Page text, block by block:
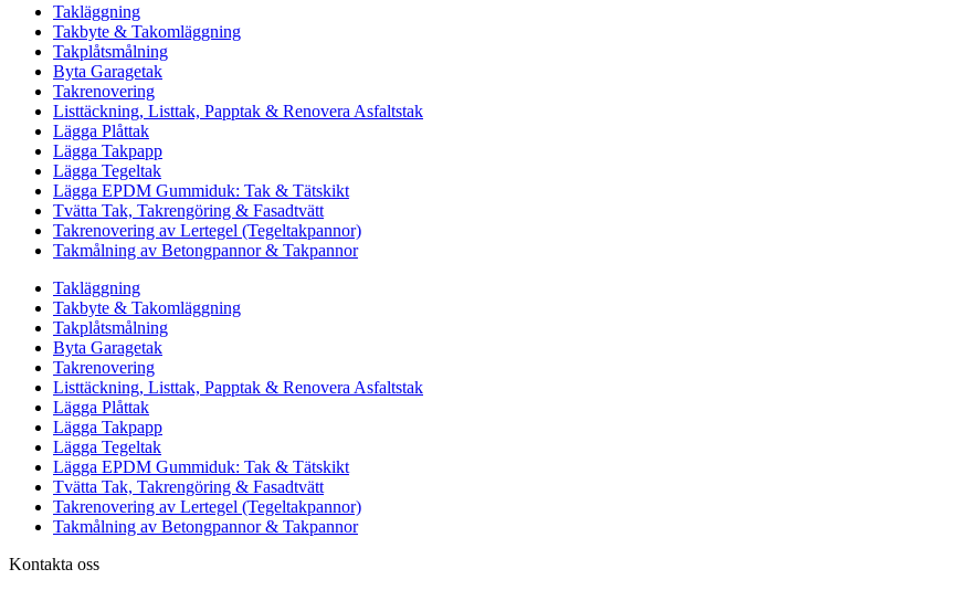
Takläggning
Takbyte & Takomläggning
Takplåtsmålning
Byta Garagetak
Takrenovering
Listtäckning, Listtak, Papptak & Renovera Asfaltstak
Lägga Plåttak
Lägga Takpapp
Lägga Tegeltak
Lägga EPDM Gummiduk: Tak & Tätskikt
Tvätta Tak, Takrengöring & Fasadtvätt
Takrenovering av Lertegel (Tegeltakpannor)
Takmålning av Betongpannor & Takpannor
Takläggning
Takbyte & Takomläggning
Takplåtsmålning
Byta Garagetak
Takrenovering
Listtäckning, Listtak, Papptak & Renovera Asfaltstak
Lägga Plåttak
Lägga Takpapp
Lägga Tegeltak
Lägga EPDM Gummiduk: Tak & Tätskikt
Tvätta Tak, Takrengöring & Fasadtvätt
Takrenovering av Lertegel (Tegeltakpannor)
Takmålning av Betongpannor & Takpannor
Kontakta oss